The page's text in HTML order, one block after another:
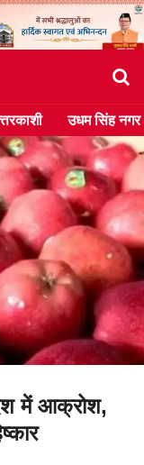
उधम सिंह नगर
में आक्रोश,